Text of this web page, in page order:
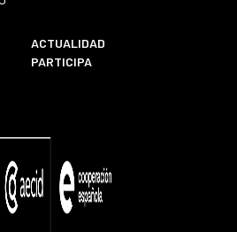
ACTUALIDAD
PARTICIPA